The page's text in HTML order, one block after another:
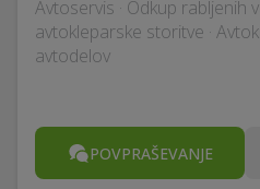
Avtoservis · Odkup rabljenih
avtokleparske storitve ·
avtodelov
POVPRAŠEVANJE